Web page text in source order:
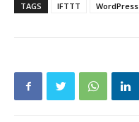
TAGS IFTTT WordPress